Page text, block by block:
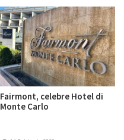
Fairmont, celebre Hotel di
Monte Carlo